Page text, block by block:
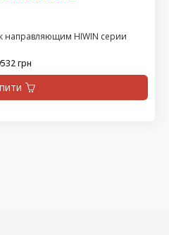
направляющим HIWIN серии
грн